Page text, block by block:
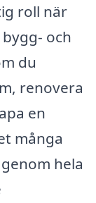
roll när
och
du
renovera
en
många
hela